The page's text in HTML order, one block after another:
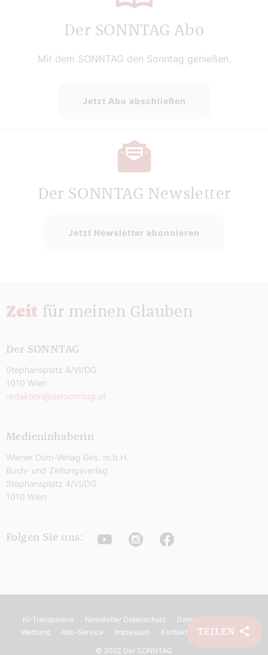
TEILEN
Der SONNTAG Abo
Mit dem SONNTAG den Sonntag genießen.
Jetzt Abo abschließen
Der SONNTAG Newsletter
Jetzt Newsletter abonnieren
Zeit für meinen Glauben
Der SONNTAG
Stephansplatz 4/VI/DG
1010 Wien
redaktion@dersonntag.at
Medieninhaberin
Wiener Dom-Verlag Ges. m.b.H.
Buch- und Zeitungsverlag
Stephansplatz 4/VI/DG
1010 Wien
Folgen Sie uns: YoutubeInstagramFacebook
KI-Transparenz Newsletter Datenschutz Datenschutz
Werbung
Abo-Service Impressum Kontakt Barrierefreiheit
© 2022 Der SONNTAG